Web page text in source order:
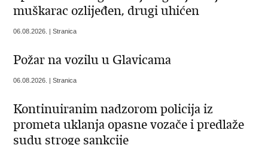
muškarac ozlijeđen, drugi uhićen
06.08.2026. | Stranica
Požar na vozilu u Glavicama
06.08.2026. | Stranica
Kontinuiranim nadzorom policija iz
prometa uklanja opasne vozače i predlaže
sudu stroge sankcije